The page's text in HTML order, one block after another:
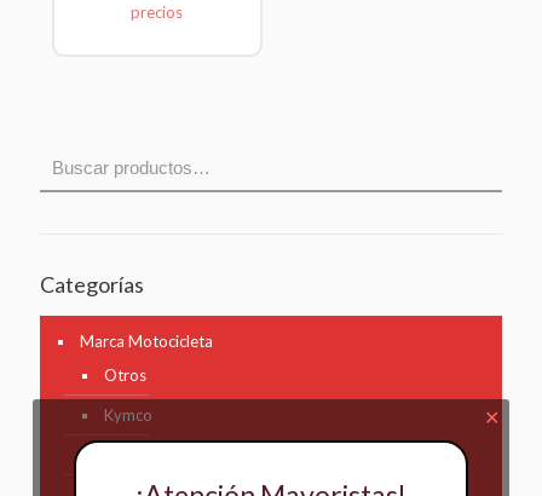
precios
Categorías
Marca Motocicleta
Otros
Kymco ✕